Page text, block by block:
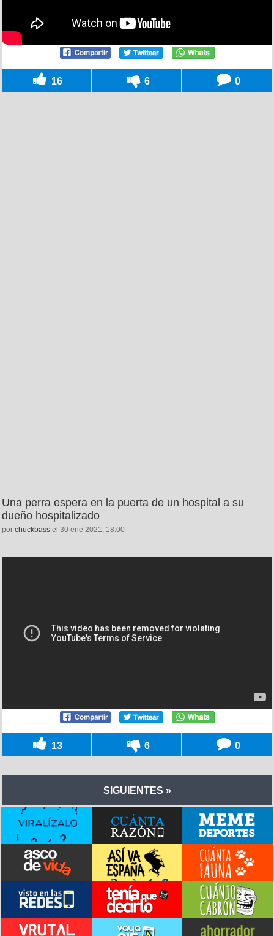
16 6 0
Una perra espera en la puerta de un hospital a su
dueño hospitalizado
por chuckbass el 30 ene 2021, 18:00
13 6 0
SIGUIENTES »